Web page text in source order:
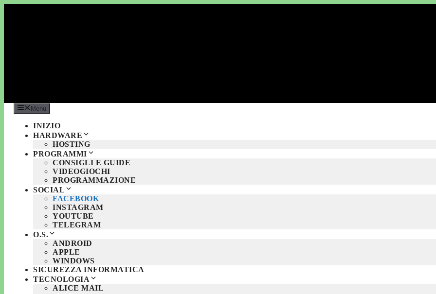
Menu
INIZIO
HARDWARE
HOSTING
PROGRAMMI
CONSIGLI E GUIDE
VIDEOGIOCHI
PROGRAMMAZIONE
SOCIAL
FACEBOOK
INSTAGRAM
YOUTUBE
TELEGRAM
O.S.
ANDROID
APPLE
WINDOWS
SICUREZZA INFORMATICA
TECNOLOGIA
ALICE MAIL